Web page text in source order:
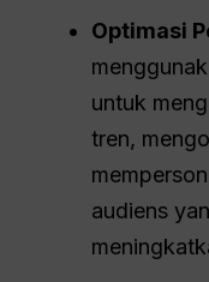
Optimasi
untuk
tren,
audiens